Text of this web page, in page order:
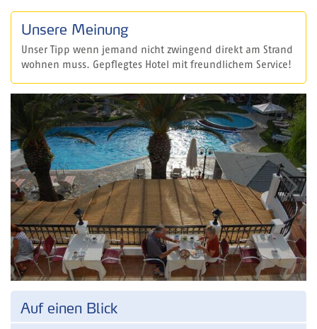
Unsere Meinung
Unser Tipp wenn jemand nicht zwingend direkt am Strand
wohnen muss. Gepflegtes Hotel mit freundlichem Service!
Auf einen Blick